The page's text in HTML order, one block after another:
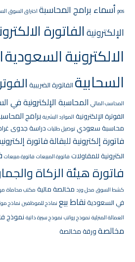
pos أسماء برامج المحاسبة اختراق السوق
الإلكترونيةالفاتورة
الالكترونية السعودية
السحابية الفاتورة الضريبية
المحاسب المالي المحاسبة الإلكترونية في
الفوترة الإلكترونية الموارد البشرية برامج
محاسبة سعودي توصيل طلبات دراسة جدوى
فاتورة إلكترونية للبقالةفاتورة
الكترونية للمقاولات فاتورة المبيعات فاتورة مبيعات
فاتورة هيئة الزكاة
كشط السوق محل ورد مخالصة مالية مكتب محاماة
في السعوديةنقاط بيع نماذج للموظفين نماذج
العمالة المنزلية نموذج رواتب نموذج سيرة ذاتية نموذج
مخالصةورقة مخالصة